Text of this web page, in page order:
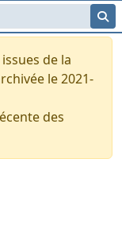
de la
le 2021-
des